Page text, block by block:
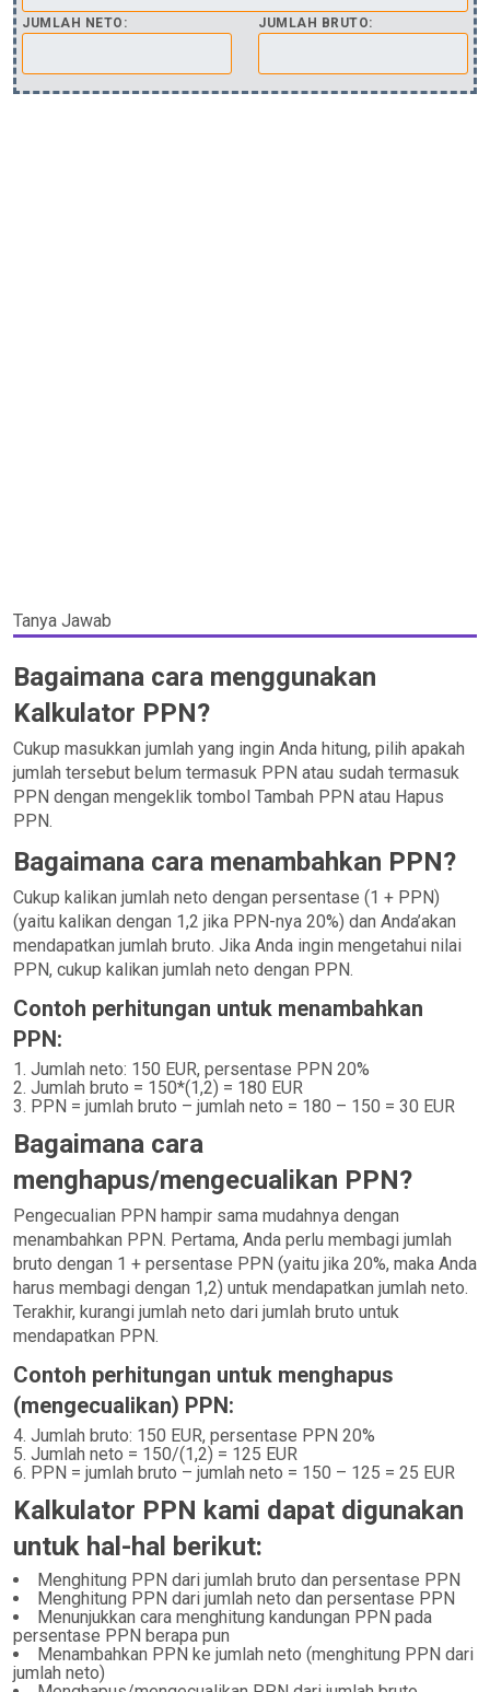
JUMLAH NETO: JUMLAH BRUTO:
Tanya Jawab
Bagaimana cara menggunakan
Kalkulator PPN?
Cukup masukkan jumlah yang ingin Anda hitung, pilih apakah
jumlah tersebut belum termasuk PPN atau sudah termasuk
PPN dengan mengeklik tombol Tambah PPN atau Hapus
PPN.
Bagaimana cara menambahkan PPN?
Cukup kalikan jumlah neto dengan persentase (1 + PPN)
(yaitu kalikan dengan 1,2 jika PPN-nya 20%) dan Anda’akan
mendapatkan jumlah bruto. Jika Anda ingin mengetahui nilai
PPN, cukup kalikan jumlah neto dengan PPN.
Contoh perhitungan untuk menambahkan
PPN:
Jumlah neto: 150 EUR, persentase PPN 20%
Jumlah bruto = 150*(1,2) = 180 EUR
PPN = jumlah bruto – jumlah neto = 180 – 150 = 30 EUR
Bagaimana cara
menghapus/mengecualikan PPN?
Pengecualian PPN hampir sama mudahnya dengan
menambahkan PPN. Pertama, Anda perlu membagi jumlah
bruto dengan 1 + persentase PPN (yaitu jika 20%, maka Anda
harus membagi dengan 1,2) untuk mendapatkan jumlah neto.
Terakhir, kurangi jumlah neto dari jumlah bruto untuk
mendapatkan PPN.
Contoh perhitungan untuk menghapus
(mengecualikan) PPN:
Jumlah bruto: 150 EUR, persentase PPN 20%
Jumlah neto = 150/(1,2) = 125 EUR
PPN = jumlah bruto – jumlah neto = 150 – 125 = 25 EUR
Kalkulator PPN kami dapat digunakan
untuk hal-hal berikut:
Menghitung PPN dari jumlah bruto dan persentase PPN
Menghitung PPN dari jumlah neto dan persentase PPN
Menunjukkan cara menghitung kandungan PPN pada
persentase PPN berapa pun
Menambahkan PPN ke jumlah neto (menghitung PPN dari
jumlah neto)